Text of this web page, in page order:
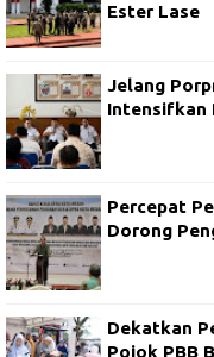
Ester Lase
Jelang
Intensifkan
Percepat
Dorong
Dekatkan
Pojok PBB